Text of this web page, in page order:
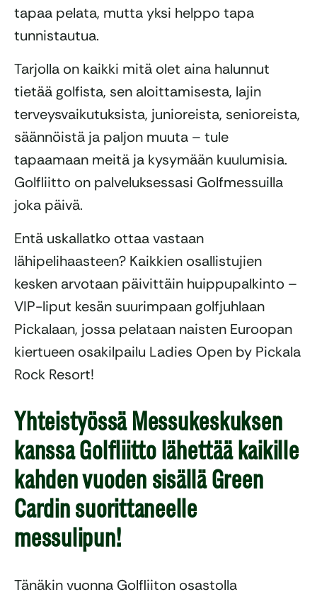
tapaa pelata, mutta yksi helppo tapa
tunnistautua.
Tarjolla on kaikki mitä olet aina halunnut
tietää golfista, sen aloittamisesta, lajin
terveysvaikutuksista, junioreista, senioreista,
säännöistä ja paljon muuta – tule
tapaamaan meitä ja kysymään kuulumisia.
Golfliitto on palveluksessasi Golfmessuilla
joka päivä.
Entä uskallatko ottaa vastaan
lähipelihaasteen? Kaikkien osallistujien
kesken arvotaan päivittäin huippupalkinto –
VIP-liput kesän suurimpaan golfjuhlaan
Pickalaan, jossa pelataan naisten Euroopan
kiertueen osakilpailu Ladies Open by Pickala
Rock Resort!
Yhteistyössä Messukeskuksen
kanssa Golfliitto lähettää kaikille
kahden vuoden sisällä Green
Cardin suorittaneelle
messulipun!
Tänäkin vuonna Golfliiton osastolla